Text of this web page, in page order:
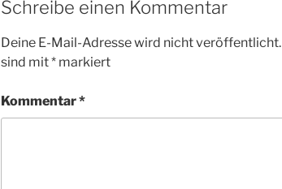
Schreibe einen Kommentar
Deine E-Mail-Adresse wird nicht veröffentlicht.
sind mit* markiert
Kommentar*